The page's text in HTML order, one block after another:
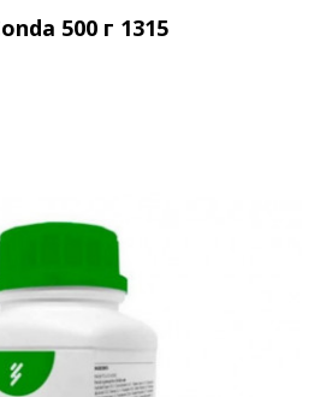
500 г 1315